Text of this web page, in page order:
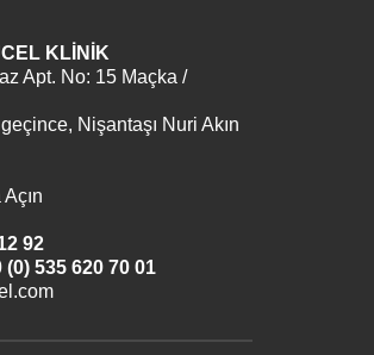
KLİNİK
Apt. No: 15 Maçka /
Nişantaşı Nuri Akın
92
(0) 535 620 70 01